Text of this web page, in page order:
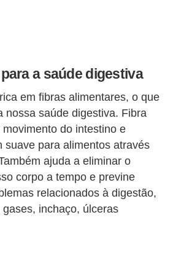
a saúde digestiva
em fibras alimentares, o que
nossa saúde digestiva. Fibra
do intestino e
suave para alimentos através
ajuda a eliminar o
corpo a tempo e previne
relacionados à digestão,
inchaço, úlceras